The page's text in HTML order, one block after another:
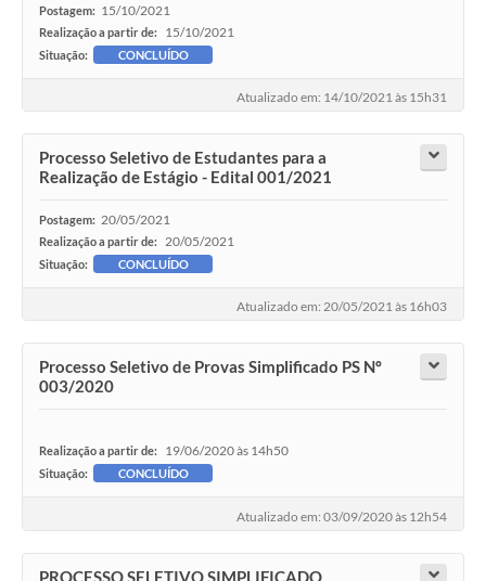
Postagem: 15/10/2021
Realização a partir de: 15/10/2021
Situação: CONCLUÍDO
Atualizado em: 14/10/2021 às 15h31
Processo Seletivo de Estudantes para a
Realização de Estágio - Edital 001/2021
Postagem: 20/05/2021
Realização a partir de: 20/05/2021
Situação: CONCLUÍDO
Atualizado em: 20/05/2021 às 16h03
Processo Seletivo de Provas Simplificado PS Nº
003/2020
Realização a partir de: 19/06/2020 às 14h50
Situação: CONCLUÍDO
Atualizado em: 03/09/2020 às 12h54
PROCESSO SELETIVO SIMPLIFICADO